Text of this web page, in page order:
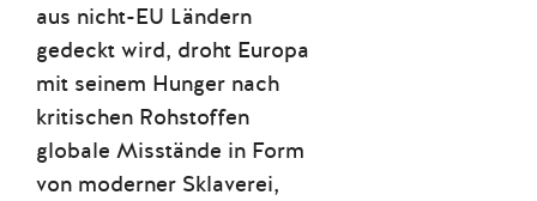
aus nicht-EU Ländern
gedeckt wird, droht Europa
mit seinem Hunger nach
kritischen Rohstoffen
globale Misstände in Form
von moderner Sklaverei,